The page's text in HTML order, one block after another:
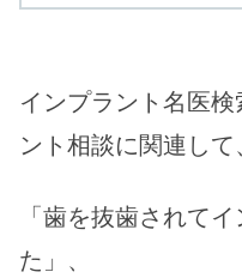
インプラント名医
ント相談に関連して、
「歯を抜歯されて
た」、